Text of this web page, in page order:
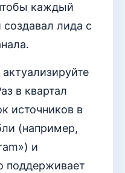
каждый
создавал лида с
в квартал
источников в
(например,
и
поддерживает